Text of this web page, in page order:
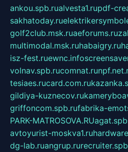
ankou.spb.rualvesta1.rupdf-
sakhatoday.ru
golf2club.msk.ruaeforums.ru
multimodal.msk.ruhabaigry.ru
isz-fest.ruewnc.info
volnav.spb.rucomnat.ru
tesiaes.rucard.com.ru
gildiya-kuznecov.ru
griffoncom.spb.rufabrika-
PARK-MATROSOVA.RU
avtoyurist-moskva1.ru
dg-lab.ruangrup.ru